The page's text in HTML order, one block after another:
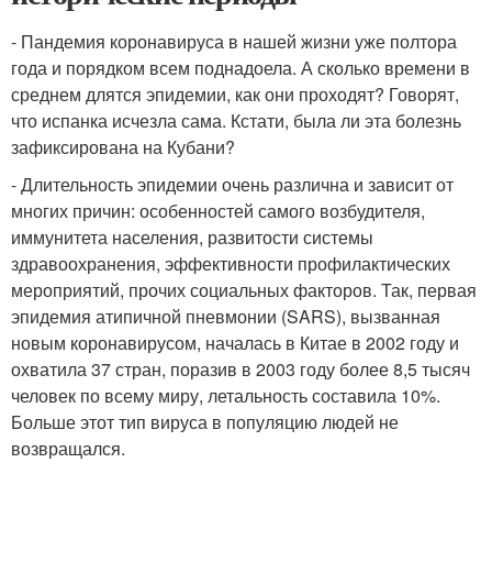
- Пандемия коронавируса в нашей жизни уже полтора
года и порядком всем поднадоела. А сколько времени в
среднем длятся эпидемии, как они проходят? Говорят,
что испанка исчезла сама. Кстати, была ли эта болезнь
зафиксирована на Кубани?
- Длительность эпидемии очень различна и зависит от
многих причин: особенностей самого возбудителя,
иммунитета населения, развитости системы
здравоохранения, эффективности профилактических
мероприятий, прочих социальных факторов. Так, первая
эпидемия атипичной пневмонии (SARS), вызванная
новым коронавирусом, началась в Китае в 2002 году и
охватила 37 стран, поразив в 2003 году более 8,5 тысяч
человек по всему миру, летальность составила 10%.
Больше этот тип вируса в популяцию людей не
возвращался.